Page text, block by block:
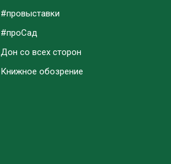
#провыставки
#проСад
Дон со всех сторон
Книжное обозрение